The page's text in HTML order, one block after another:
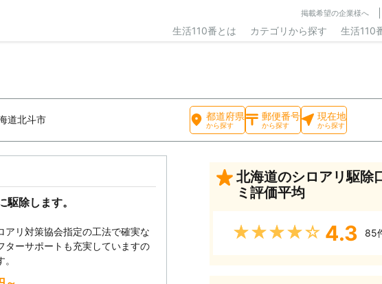
掲載希望の企業様へ
生活110番とは カテゴリから探す 生活110
道北斗市 都道府県
から探す
郵便番号
から探す
現在地
から探す
除します。
アリ対策協会指定の工法で確実な
ターサポートも充実していますの
北海道のシロアリ駆除
ミ評価平均
★★★★★ 4.3 85